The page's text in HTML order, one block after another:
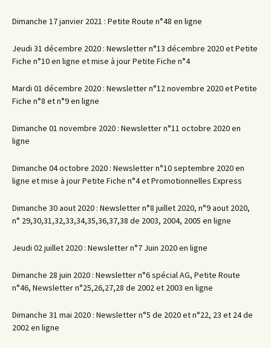
Dimanche 17 janvier 2021 : Petite Route n°48 en ligne
Jeudi 31 décembre 2020 : Newsletter n°13 décembre 2020 et Petite
Fiche n°10 en ligne et mise à jour Petite Fiche n°4
Mardi 01 décembre 2020 : Newsletter n°12 novembre 2020 et Petite
Fiche n°8 et n°9 en ligne
Dimanche 01 novembre 2020 : Newsletter n°11 octobre 2020 en
ligne
Dimanche 04 octobre 2020 : Newsletter n°10 septembre 2020 en
ligne et mise à jour Petite Fiche n°4 et Promotionnelles Express
Dimanche 30 aout 2020 : Newsletter n°8 juillet 2020, n°9 aout 2020,
n° 29,30,31,32,33,34,35,36,37,38 de 2003, 2004, 2005 en ligne
Jeudi 02 juillet 2020 : Newsletter n°7 Juin 2020 en ligne
Dimanche 28 juin 2020 : Newsletter n°6 spécial AG, Petite Route
n°46, Newsletter n°25,26,27,28 de 2002 et 2003 en ligne
Dimanche 31 mai 2020 : Newsletter n°5 de 2020 et n°22, 23 et 24 de
2002 en ligne